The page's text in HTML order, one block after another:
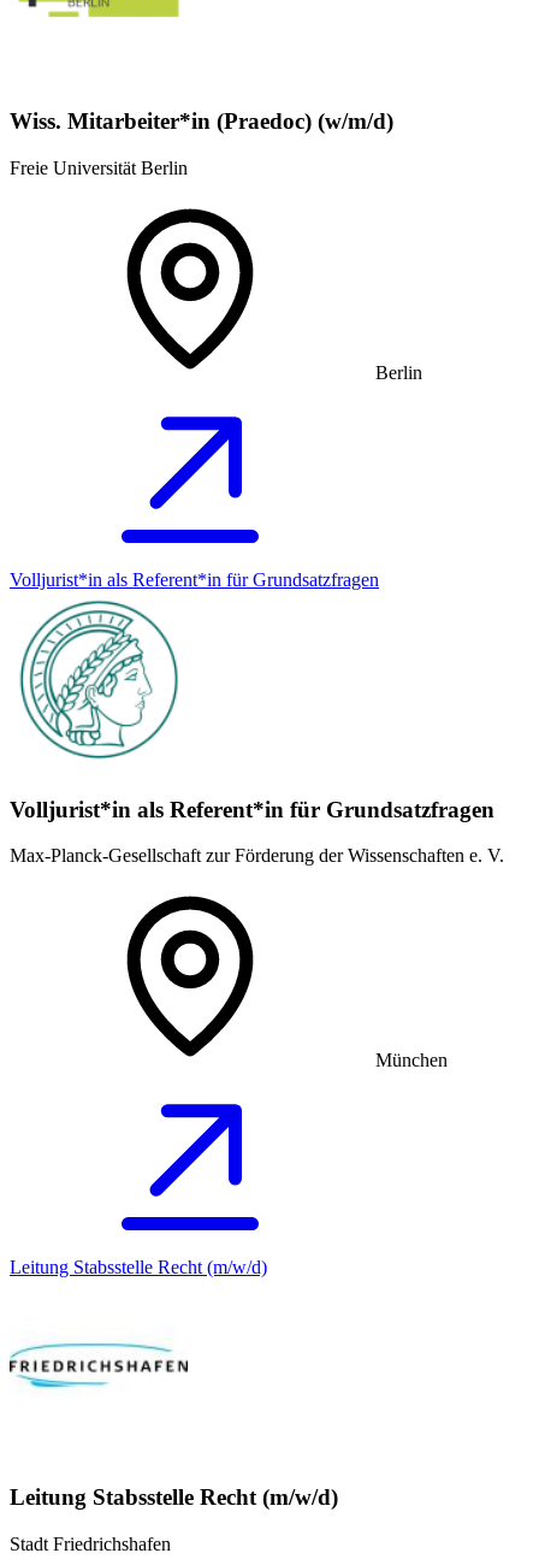
Wiss. Mitarbeiter*in (Praedoc) (w/m/d)
Freie Universität Berlin
Berlin
Volljurist*in als Referent*in für Grundsatz­fragen
Volljurist*in als Referent*in für Grundsatz­fragen
Max-Planck-Gesellschaft zur Förderung der Wissenschaften e. V.
München
Leitung Stabsstelle Recht (m/w/d)
Leitung Stabsstelle Recht (m/w/d)
Stadt Friedrichshafen